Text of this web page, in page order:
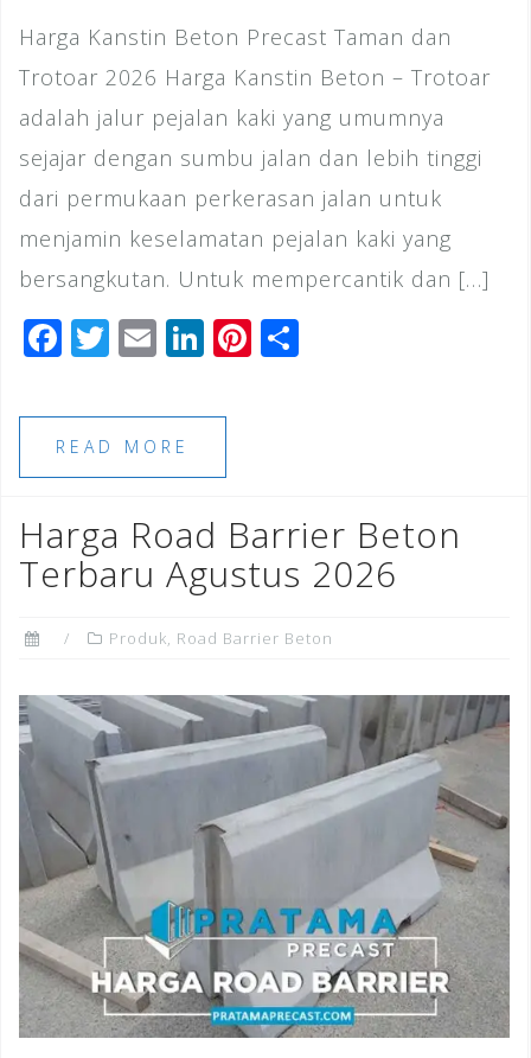
Harga Kanstin Beton Precast Taman dan
Trotoar 2026 Harga Kanstin Beton – Trotoar
adalah jalur pejalan kaki yang umumnya
sejajar dengan sumbu jalan dan lebih tinggi
dari permukaan perkerasan jalan untuk
menjamin keselamatan pejalan kaki yang
bersangkutan. Untuk mempercantik dan […]
F
c
e
b
o
o
k
T
tt
e
r
E
ai
l
Li
k
dI
n
Pi
st
READ MORE
Harga Road Barrier Beton
Terbaru Agustus 2026
Produk, Road Barrier Beton